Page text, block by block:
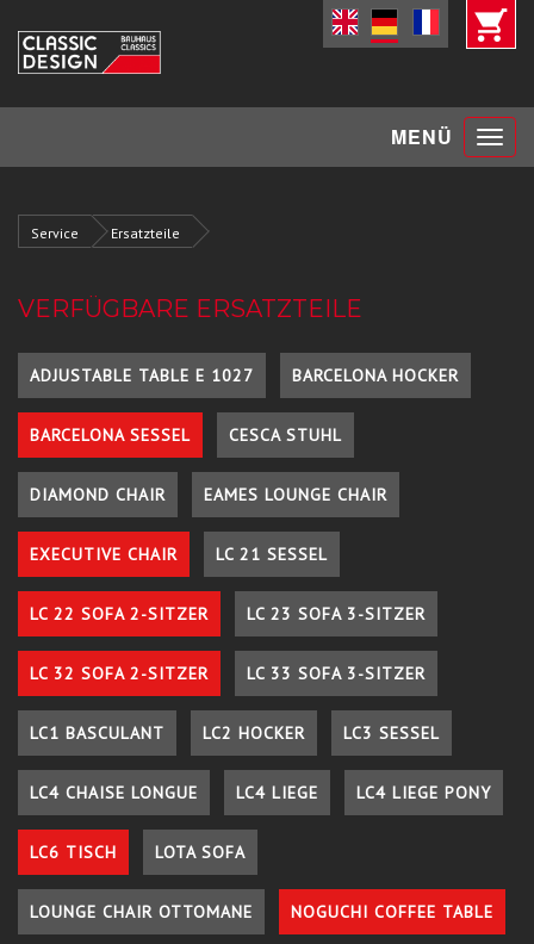
MENÜ Toggle
Service Ersatzteile
VERFÜGBARE ERSATZTEILE
ADJUSTABLE TABLE E 1027 BARCELONA HOCKER
BARCELONA SESSEL CESCA STUHL
DIAMOND CHAIR EAMES LOUNGE CHAIR
EXECUTIVE CHAIR LC 21 SESSEL
LC 22 SOFA 2-SITZER LC 23 SOFA 3-SITZER
LC 32 SOFA 2-SITZER LC 33 SOFA 3-SITZER
LC1 BASCULANT LC2 HOCKER LC3 SESSEL
LC4 CHAISE LONGUE LC4 LIEGE LC4 LIEGE PONY
LC6 TISCH LOTA SOFA
LOUNGE CHAIR OTTOMANE NOGUCHI COFFEE TABLE